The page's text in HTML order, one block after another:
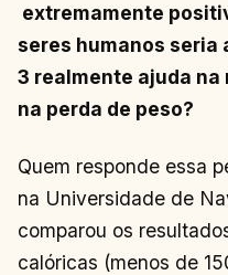
extremamente
seres humanos seria
3 realmente ajuda na
na perda de peso?
Quem responde essa
na Universidade de
comparou os
calóricas (menos de